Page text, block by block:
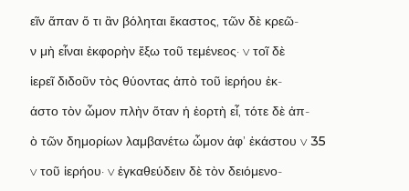
εῖν ἅπαν ὅ τι ἂν βόληται ἕκαστος, τῶν δὲ κρεῶ-
ν μὴ εἶναι ἐκφορὴν ἔξω τοῦ τεμένεος·vτοῖ δὲ
ἱερεῖ διδοῦν τὸς θύοντας ἀπὸ τοῦ ἱερήου ἑκ-
άστο τὸν ὦμον πλὴν ὅταν ἡ ἑορτὴ εἶ, τότε δὲ ἀπ-
ὸ τῶν δημορίων λαμβανέτω ὦμον ἀφ’ ἑκάστου v35
vτοῦ ἱερήου·vἐγκαθεύδειν δὲ τὸν δειόμενο-